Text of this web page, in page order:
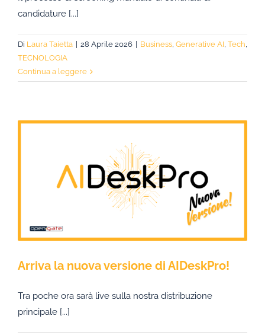
candidature [...]
Di Laura Taietta 28 Aprile 2026 Business, Generative AI, Tech,
TECNOLOGIA
Continua a leggere
Arriva la nuova versione di AIDeskPro!
Tra poche ora sarà live sulla nostra distribuzione
principale [...]